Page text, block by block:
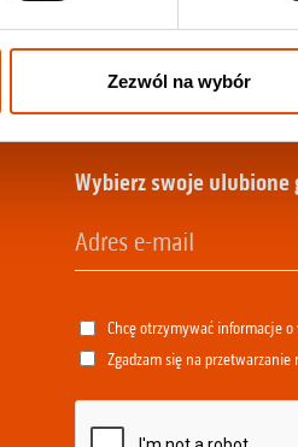
Zezwól na wybór
Wybierz swoje
Chcę otrzymywać informacje
Zgadzam się na